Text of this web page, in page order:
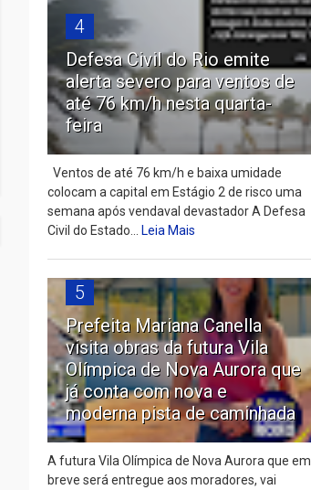
4
Defesa Civil do Rio emite
alerta severo para ventos de
até 76 km/h nesta quarta-
feira
Ventos de até 76 km/h e baixa umidade
colocam a capital em Estágio 2 de risco uma
semana após vendaval devastador A Defesa
Civil do Estado...Leia Mais
5
Prefeita Mariana Canella
visita obras da futura Vila
Olímpica de Nova Aurora que
já conta com nova e
moderna pista de caminhada
A futura Vila Olímpica de Nova Aurora que em
breve será entregue aos moradores, vai